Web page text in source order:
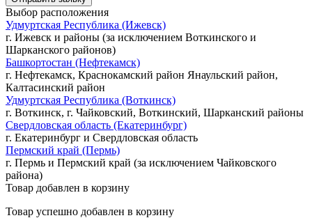
Выбор расположения
Удмуртская Республика (Ижевск)
г. Ижевск и районы (за исключением Воткинского и
Шарканского районов)
Башкортостан (Нефтекамск)
г. Нефтекамск, Краснокамский район Янаульский район,
Калтасинский район
Удмуртская Республика (Воткинск)
г. Воткинск, г. Чайковский, Воткинский, Шарканский районы
Свердловская область (Екатеринбург)
г. Екатеринбург и Свердловская область
Пермский край (Пермь)
г. Пермь и Пермский край (за исключением Чайковского
района)
Товар добавлен в корзину
Товар успешно добавлен в корзину